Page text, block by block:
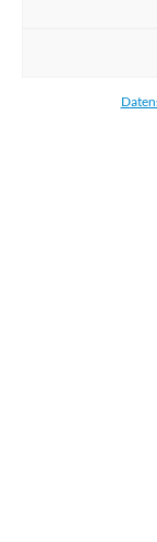
Bestellen Sie
und Aufkleber. Wir